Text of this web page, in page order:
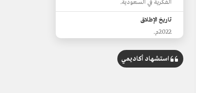
الفكرية في السعودية.
تاريخ الإطلاق
2022م.
الجهة المسؤولة
الهيئة السعودية للملكية الفكرية.
استشهاد أكاديمي